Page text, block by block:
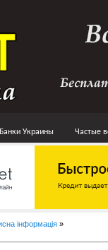
Банки Украины Частые
інформація »